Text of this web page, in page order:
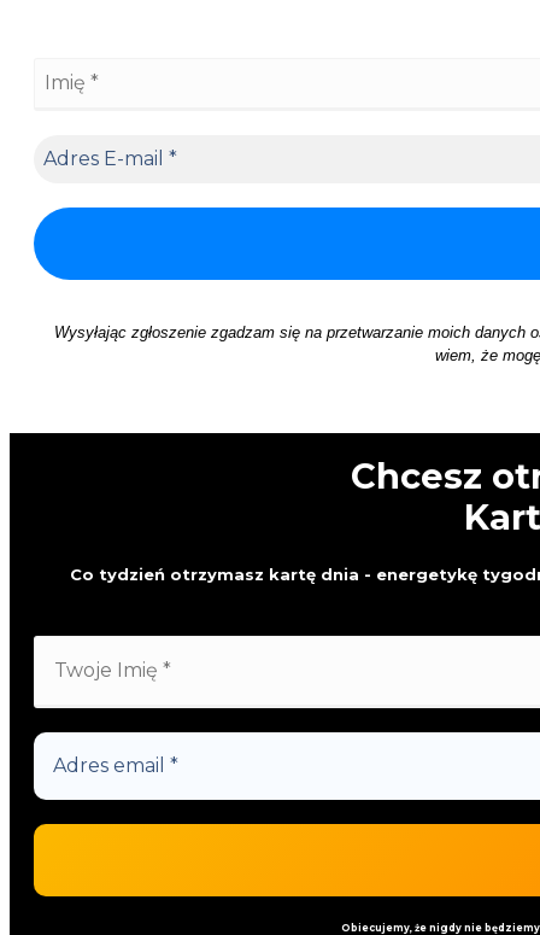
Wysyłając zgłoszenie zgadzam się na przetwarzanie moich
wiem, że
Chcesz
Co tydzień otrzymasz kartę dnia - energetykę
Obiecujemy, że nigdy nie